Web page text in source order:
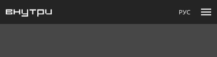
РУС menu